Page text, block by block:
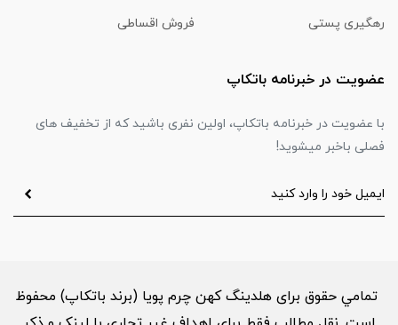
رهگیری پستی فروش اقساطی
عضویت در خبرنامه باتکاپ
با عضویت در خبرنامه باتکاپ، اولین نفری باشید که از تخفیف های
فصلی باخبر میشوید!
تمامي حقوق برای هلدینگ کهن چرم پویا (برند باتکاپ) محفوظ